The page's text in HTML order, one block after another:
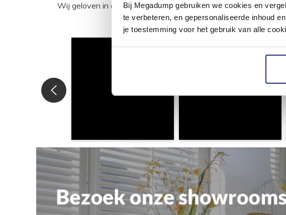
Bij Megadump gebruiken we cookies en
te verbeteren, en gepersonaliseerde inhoud
je toestemming voor het gebruik van alle
Wij geloven in de kracht van delen. Deel jouw badkamer op
omgeving